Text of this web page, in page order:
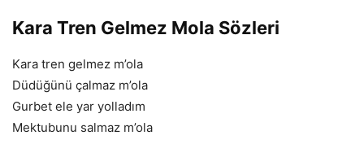
Kara Tren Gelmez Mola Sözleri
Kara tren gelmez m’ola
Düdüğünü çalmaz m’ola
Gurbet ele yar yolladım
Mektubunu salmaz m’ola